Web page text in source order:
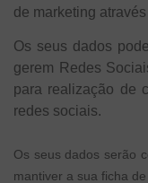
de marketing
Os seus dados
gerem Redes
para realização de
redes sociais.
Os seus dados serão
mantiver a sua ficha